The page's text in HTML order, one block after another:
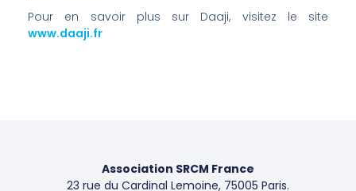
Pour en savoir plus sur Daaji, visitez le site
www.daaji.fr
Association SRCM France
23 rue du Cardinal Lemoine, 75005 Paris.